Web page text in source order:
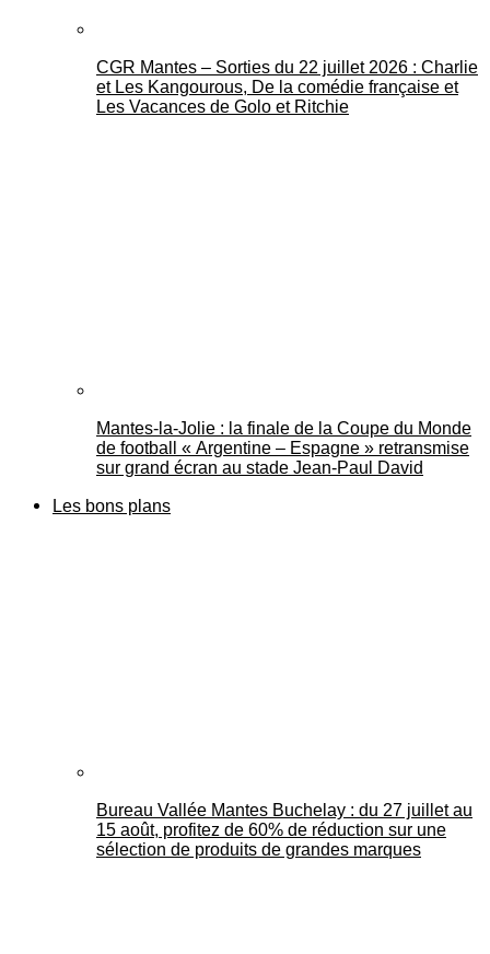
CGR Mantes – Sorties du 22 juillet 2026 : Charlie
et Les Kangourous, De la comédie française et
Les Vacances de Golo et Ritchie
Mantes-la-Jolie : la finale de la Coupe du Monde
de football « Argentine – Espagne » retransmise
sur grand écran au stade Jean-Paul David
Les bons plans
Bureau Vallée Mantes Buchelay : du 27 juillet au
15 août, profitez de 60% de réduction sur une
sélection de produits de grandes marques